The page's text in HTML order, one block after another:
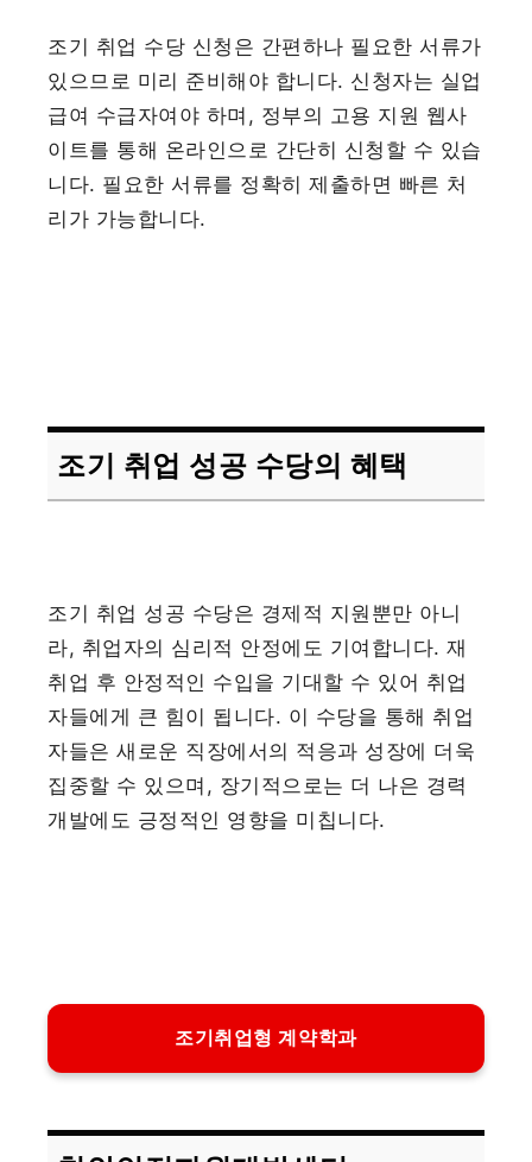
조기 취업 수당 신청은 간편하나 필요한 서류가
있으므로 미리 준비해야 합니다. 신청자는 실업
급여 수급자여야 하며, 정부의 고용 지원 웹사
이트를 통해 온라인으로 간단히 신청할 수 있습
니다. 필요한 서류를 정확히 제출하면 빠른 처
리가 가능합니다.
조기 취업 성공 수당의 혜택
조기 취업 성공 수당은 경제적 지원뿐만 아니
라, 취업자의 심리적 안정에도 기여합니다. 재
취업 후 안정적인 수입을 기대할 수 있어 취업
자들에게 큰 힘이 됩니다. 이 수당을 통해 취업
자들은 새로운 직장에서의 적응과 성장에 더욱
집중할 수 있으며, 장기적으로는 더 나은 경력
개발에도 긍정적인 영향을 미칩니다.
조기취업형 계약학과